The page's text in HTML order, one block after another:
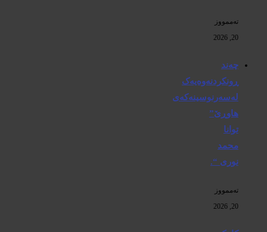
تەممووز
20, 2026
چەند
ڕونکردنەوەیەک
لەسەرنوسینەکەی
هاوڕێ”
توانا
محمد
نوری “.
تەممووز
20, 2026